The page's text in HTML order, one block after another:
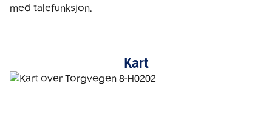
med talefunksjon.
Kart